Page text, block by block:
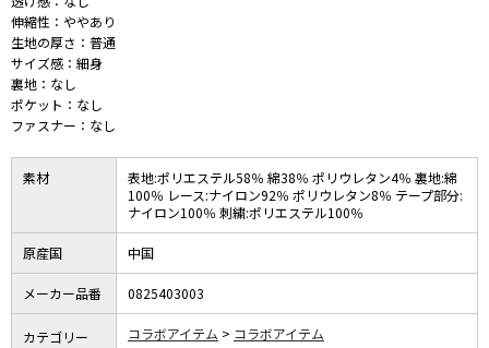
伸縮性：ややあり
生地の厚さ：普通
サイズ感：細身
裏地：なし
ポケット：なし
ファスナー：なし
素材
表地:ポリエステル58％ 綿38％ ポリウレタン4％ 裏地:綿
100％ レース:ナイロン92％ ポリウレタン8％ テープ部分:
ナイロン100％ 刺繍:ポリエステル100％
原産国 中国
メーカー品番 0825403003
カテゴリー コラボアイテム コラボアイテム